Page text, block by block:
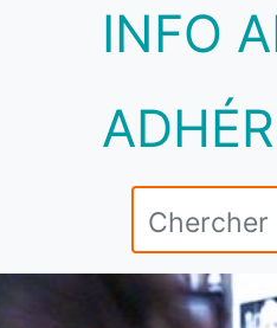
INFO